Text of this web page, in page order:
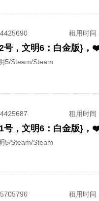
租用时间
5/Steam/Steam
租用时间
5/Steam/Steam
租用时间